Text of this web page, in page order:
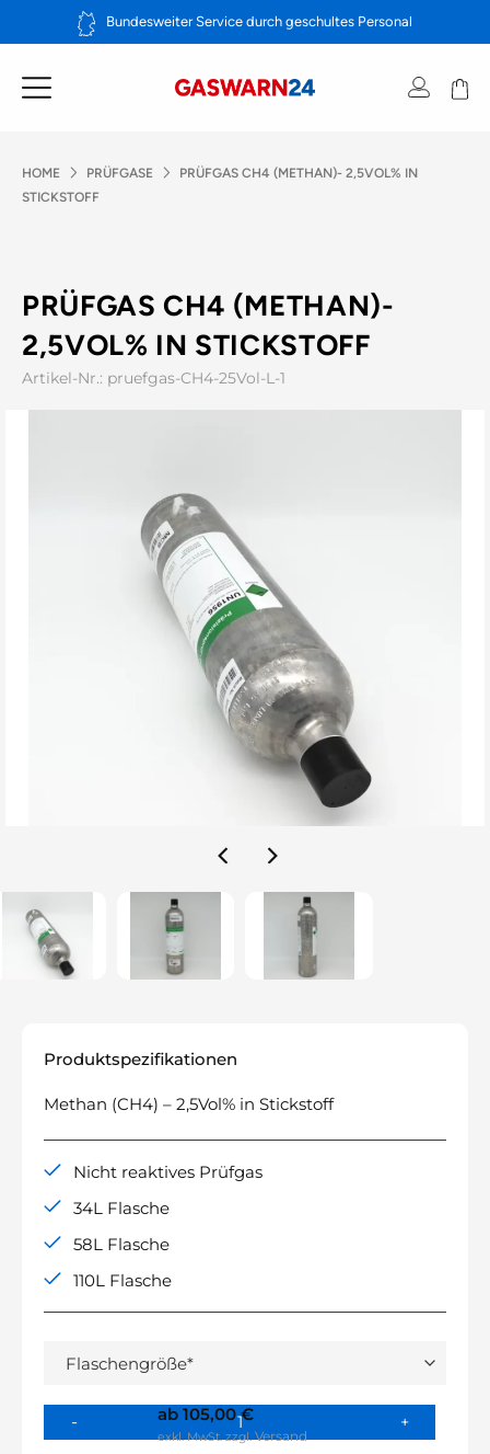
Inhalt
Bundesweiter Service durch geschultes Personal
HOME PRÜFGASE
PRÜFGAS CH4 (METHAN)- 2,5VOL% IN
STICKSTOFF
PRÜFGAS CH4 (METHAN)-
2,5VOL% IN STICKSTOFF
Artikel-Nr.: pruefgas-CH4-25Vol-L-1
Produktspezifikationen
Methan (CH4) – 2,5Vol% in Stickstoff
Nicht reaktives Prüfgas
34L Flasche
58L Flasche
110L Flasche
ab 105,00€
exkl. MwSt. zzgl.Versand